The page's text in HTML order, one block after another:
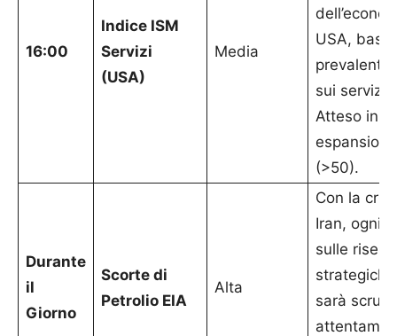
16:00
Indice ISM
Servizi
(USA)
Media
USA,
sui servizi.
Atteso in
espansione
(>50).
Durante
il
Giorno
Scorte di
Petrolio EIA
Alta
Con la crisi
Iran, ogni
sulle
sarà